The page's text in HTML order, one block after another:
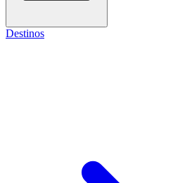
Destinos